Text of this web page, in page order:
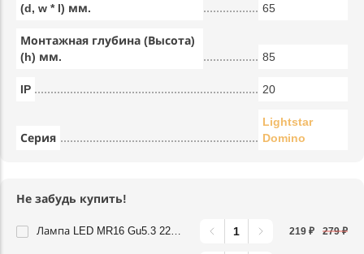
(d, w * l) мм.
65
Монтажная глубина (Высота)
(h) мм.
85
IP 20
Серия
Lightstar
Domino
Не забудь купить!
Лампа LED MR16 Gu5.3 220V 4,5W 3000K FR Lightstar 940202 219 ₽ 279 ₽